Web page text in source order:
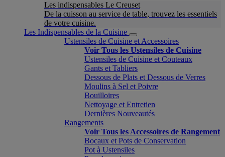
Les indispensables Le Creuset
De la cuisson au service de table, trouvez les essentiels
de votre cuisine.
Les Indispensables de la Cuisine
Ustensiles de Cuisine et Accessoires
Voir Tous les Ustensiles de Cuisine
Ustensiles de Cuisine et Couteaux
Gants et Tabliers
Dessous de Plats et Dessous de Verres
Moulins à Sel et Poivre
Bouilloires
Nettoyage et Entretien
Dernières Nouveautés
Rangements
Voir Tous les Accessoires de Rangement
Bocaux et Pots de Conservation
Pot à Ustensiles